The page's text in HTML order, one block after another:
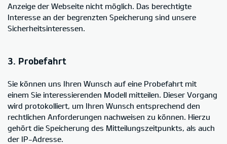
Anzeige der Webseite nicht möglich. Das berechtigte
Interesse an der begrenzten Speicherung sind unsere
Sicherheitsinteressen.
3. Probefahrt
Sie können uns Ihren Wunsch auf eine Probefahrt mit
einem Sie interessierenden Modell mitteilen. Dieser Vorgang
wird protokolliert, um Ihren Wunsch entsprechend den
rechtlichen Anforderungen nachweisen zu können. Hierzu
gehört die Speicherung des Mitteilungszeitpunkts, als auch
der IP-Adresse.